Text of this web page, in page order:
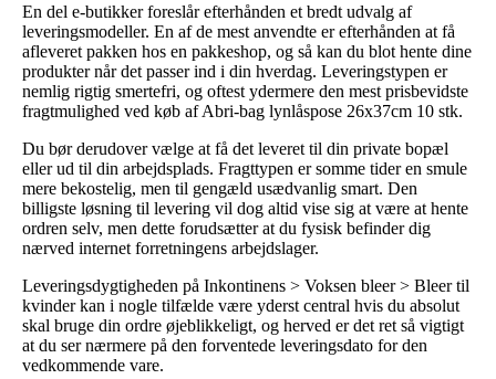
En del e-butikker foreslår efterhånden et bredt udvalg af
leveringsmodeller. En af de mest anvendte er efterhånden at få
afleveret pakken hos en pakkeshop, og så kan du blot hente dine
produkter når det passer ind i din hverdag. Leveringstypen er
nemlig rigtig smertefri, og oftest ydermere den mest prisbevidste
fragtmulighed ved køb af Abri-bag lynlåspose 26x37cm 10 stk.
Du bør derudover vælge at få det leveret til din private bopæl
eller ud til din arbejdsplads. Fragttypen er somme tider en smule
mere bekostelig, men til gengæld usædvanlig smart. Den
billigste løsning til levering vil dog altid vise sig at være at hente
ordren selv, men dette forudsætter at du fysisk befinder dig
nærved internet forretningens arbejdslager.
Leveringsdygtigheden på Inkontinens > Voksen bleer > Bleer til
kvinder kan i nogle tilfælde være yderst central hvis du absolut
skal bruge din ordre øjeblikkeligt, og herved er det ret så vigtigt
at du ser nærmere på den forventede leveringsdato for den
vedkommende vare.